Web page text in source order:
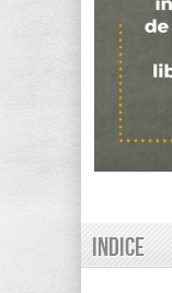
Indice